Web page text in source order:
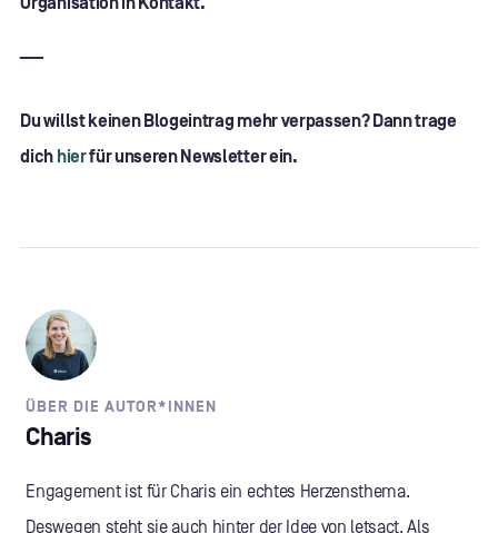
Du willst keinen Blogeintrag mehr verpassen? Dann trage
dich hierfür unseren Newsletter ein.
ÜBER DIE AUTOR*INNEN
Charis
Engagement ist für Charis ein echtes Herzensthema.
Deswegen steht sie auch hinter der Idee von letsact. Als